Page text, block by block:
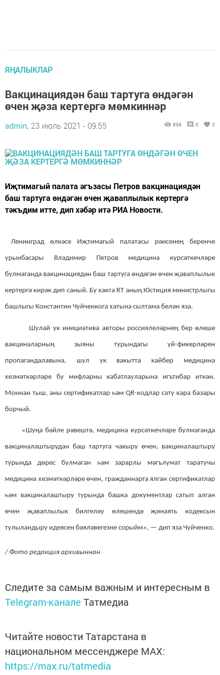
ЯҢАЛЫКЛАР
Вакцинациядән баш тартуга өндәгән
өчен җәза кертергә мөмкиннәр
admin, 23 июль 2021 - 09:55 898 0 0
Иҗтимагый палата әгъзасы Петров вакцинациядән
баш тартуга өндәгән өчен җаваплылык кертергә
тәкъдим итте, дип хәбәр итә РИА Новости.
Ленинград өлкәсе Иҗтимагый палатасы рәисенең беренче
урынбасары Владимир Петров медицина күрсәткечләре
булмаганда вакцинациядән баш тартуга өндәгән өчен җаваплылык
кертергә кирәк дип саный. Бу хакта RT аның Юстиция министрлыгы
башлыгы Константин Чуйченкога хатына сылтама белән яза.
Шулай ук инициатива авторы россиялеләрнең бер өлеше
вакциналарның зыяны турындагы уй-фикерләрен
пропагандалавына, шул ук вакытта кайбер медицина
хезмәткәрләре бу мифларны кабатлауларына игътибар иткән.
Моннан тыш, аны сертификатлар һәм QR-кодлар сату кара базары
борчый.
«Шуңа бәйле рәвештә, медицина күрсәткечләре булмаганда
вакциналаштырудан баш тартуга чакыру өчен, вакциналаштыру
турында дөрес булмаган һәм зарарлы мәгълүмат таратучы
медицина хезмәткәрләре өчен, гражданнарга ялган сертификатлар
һәм вакциналаштыру турында башка документлар сатып алган
өчен җаваплылык билгеләү өлешендә җинаять кодексын
тулыландыру идеясен бәяләвегезне сорыйм», — дип яза Чуйченко.
/ Фото редакция архивыннан
Следите за самым важным и интересным в
Telegram-канале Татмедиа
Читайте новости Татарстана в
национальном мессенджере MАХ:
https://max.ru/tatmedia